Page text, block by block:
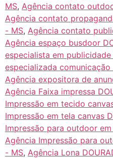
MS, Agência contato
Agência contato
- MS, Agência contato
Agência espaço busdoor
especialista em publicidade
especializada comunicação
Agência expositora de
Agência Faixa impressa
Impressão em tecido
Impressão em tela canvas
Impressão para outdoor
Agência Impressão para
- MS, Agência Lona